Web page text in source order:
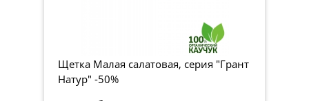
Щетка Малая салатовая, серия "Грант
Натур" -50%